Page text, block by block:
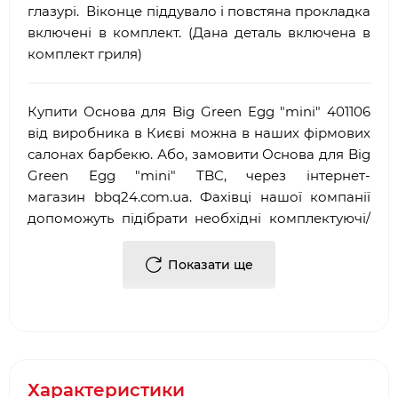
глазурі. Віконце піддувало і повстяна прокладка
включені в комплект. (Дана деталь включена в
комплект гриля)
Купити Основа для Big Green Egg "mini" 401106
від виробника в Києві можна в наших фірмових
салонах барбекю. Або, замовити Основа для Big
Green Egg "mini" TBC, через інтернет-
магазин bbq24.com.ua. Фахівці нашої компанії
допоможуть підібрати необхідні комплектуючі/
Достоїнствами і перевагами нашої компанії, є:
Показати ще
Характеристики